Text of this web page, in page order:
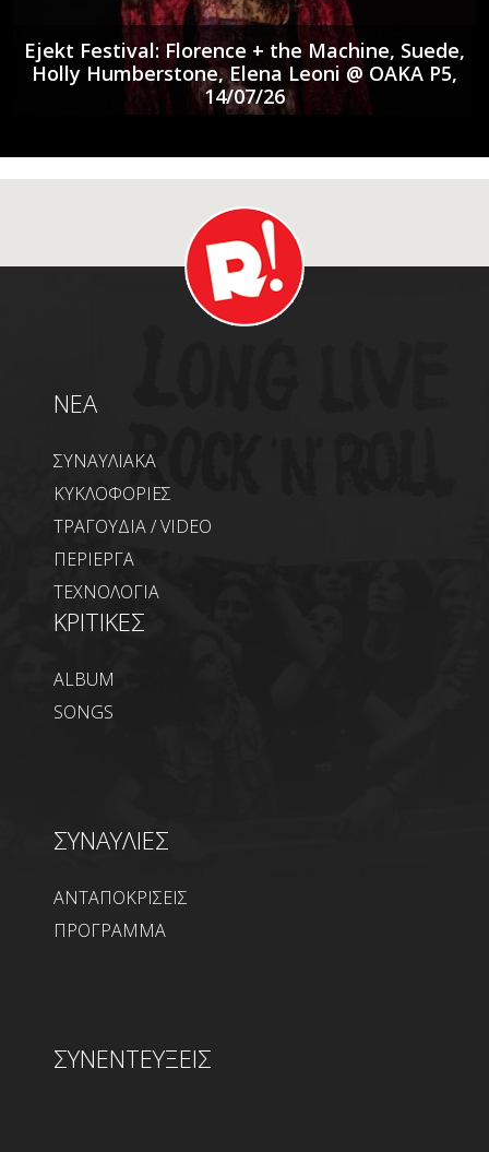
Ejekt Festival: Florence + the Machine, Suede,
Holly Humberstone, Elena Leoni @ ΟΑΚΑ P5,
14/07/26
NEA
ΣΥΝΑΥΛΙΑΚΑ
ΚΥΚΛΟΦΟΡΙΕΣ
ΤΡΑΓΟΥΔΙΑ / VIDEO
ΠΕΡΙΕΡΓΑ
ΤΕΧΝΟΛΟΓΙΑ
ΚΡΙΤΙΚΕΣ
ALBUM
SONGS
ΣΥΝΑΥΛΙΕΣ
ΑΝΤΑΠΟΚΡΙΣΕΙΣ
ΠΡΟΓΡΑΜΜΑ
ΣΥΝΕΝΤΕΥΞΕΙΣ